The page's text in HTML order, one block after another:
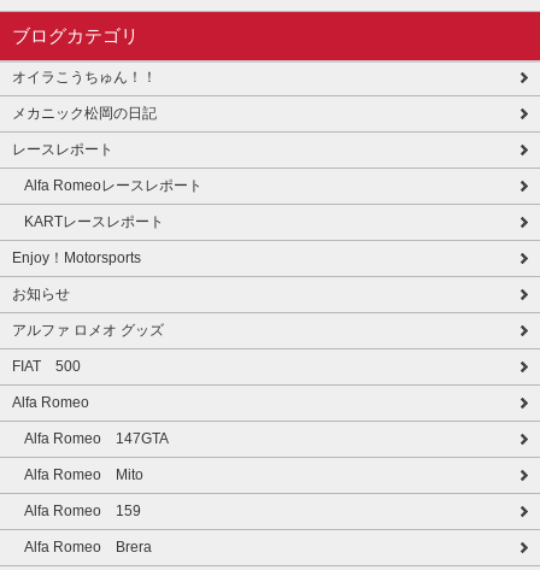
ブログカテゴリ
オイラこうちゅん！！
メカニック松岡の日記
レースレポート
Alfa Romeoレースレポート
KARTレースレポート
Enjoy！Motorsports
お知らせ
アルファ ロメオ グッズ
FIAT 500
Alfa Romeo
Alfa Romeo 147GTA
Alfa Romeo Mito
Alfa Romeo 159
Alfa Romeo Brera